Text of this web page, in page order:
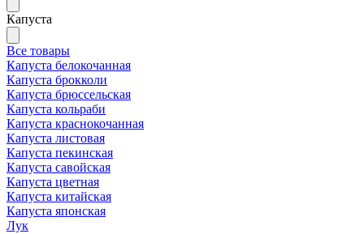
Капуста
Все товары
Капуста белокочанная
Капуста брокколи
Капуста брюссельская
Капуста кольраби
Капуста краснокочанная
Капуста листовая
Капуста пекинская
Капуста савойская
Капуста цветная
Капуста китайская
Капуста японская
Лук